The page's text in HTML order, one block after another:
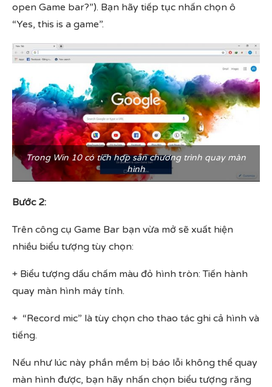
open Game bar?”). Bạn hãy tiếp tục nhấn chọn ô
“Yes, this is a game”.
Trong Win 10 có tích hợp sẵn chương trình quay màn
hình
Bước 2:
Trên công cụ Game Bar bạn vừa mở sẽ xuất hiện
nhiều biểu tượng tùy chọn:
+ Biểu tượng dấu chấm màu đỏ hình tròn: Tiến hành
quay màn hình máy tính.
+ “Record mic” là tùy chọn cho thao tác ghi cả hình và
tiếng.
Nếu như lúc này phần mềm bị báo lỗi không thể quay
màn hình được, bạn hãy nhấn chọn biểu tượng răng